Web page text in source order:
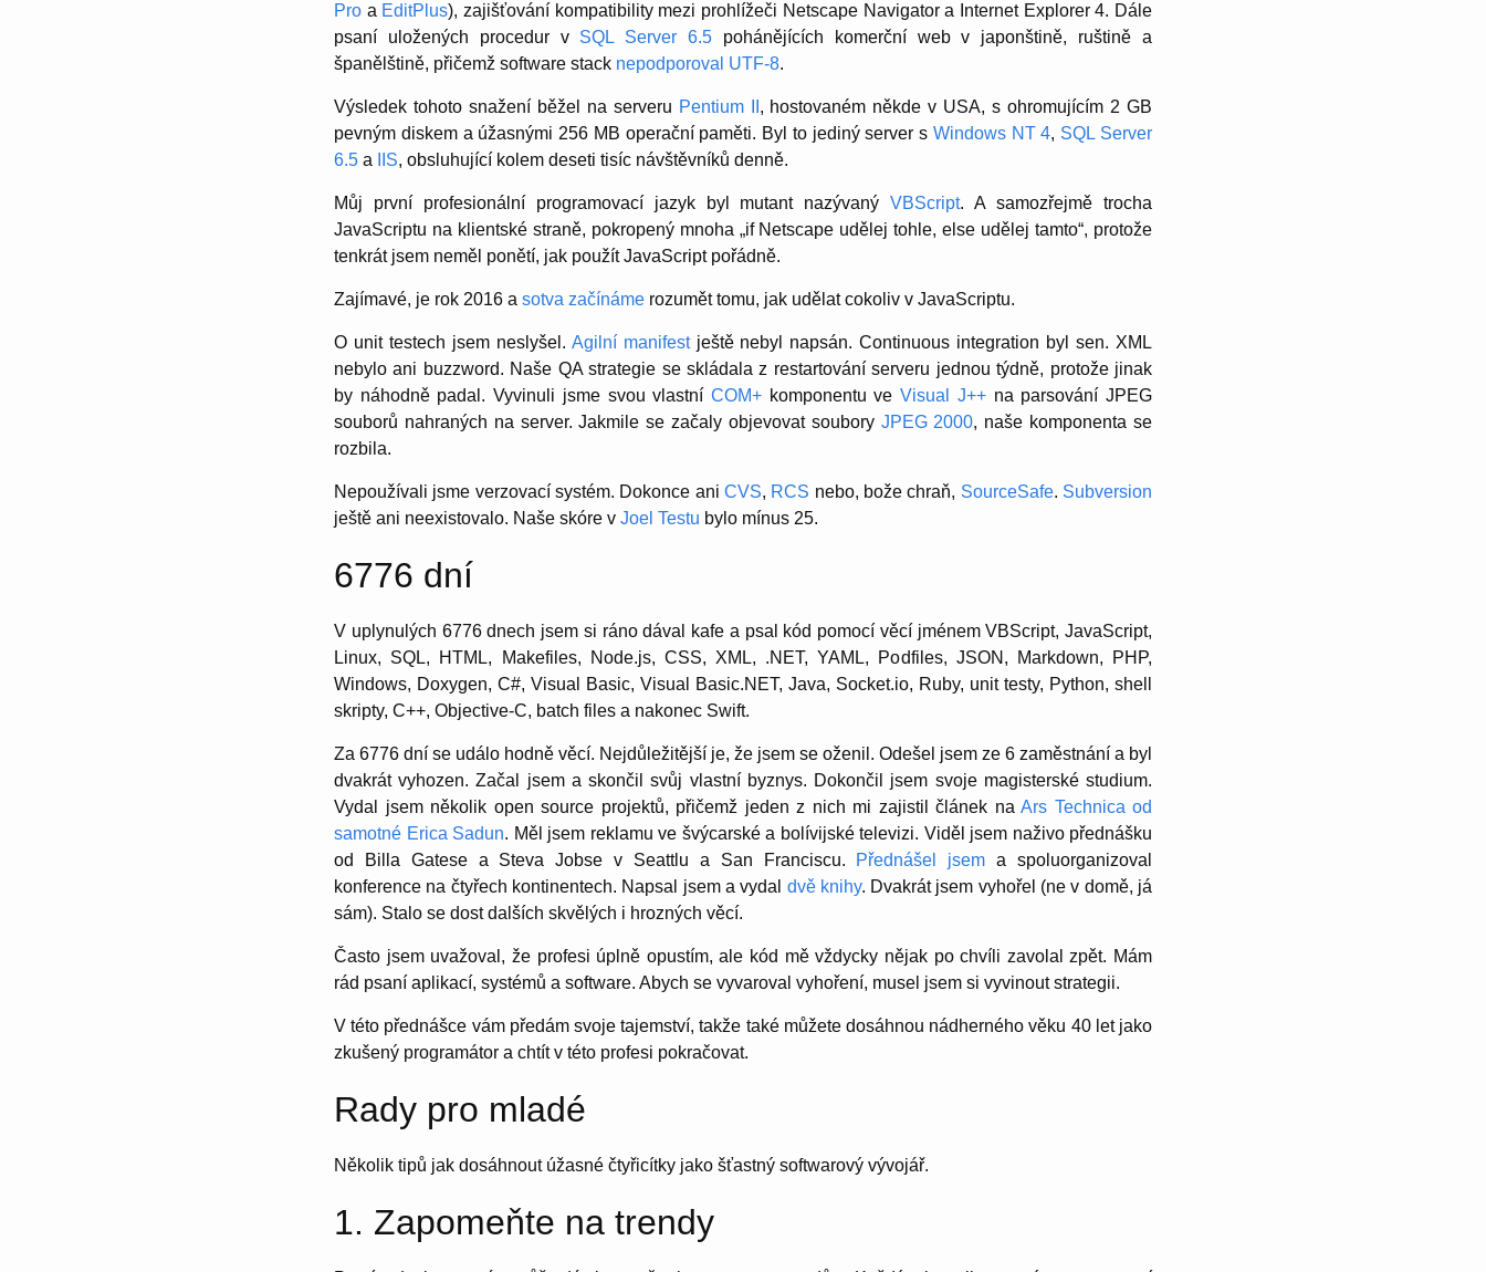
Pro a EditPlus), zajišťování kompatibility mezi prohlížeči Netscape Navigator a Internet Explorer 4. Dále
psaní uložených procedur v SQL Server 6.5 pohánějících komerční web v japonštině, ruštině a
španělštině, přičemž software stack nepodporoval UTF-8.
Výsledek tohoto snažení běžel na serveru Pentium II , hostovaném někde v USA, s ohromujícím 2 GB
pevným diskem a úžasnými 256 MB operační paměti. Byl to jediný server s Windows NT 4, SQL Server
6.5 a IIS, obsluhující kolem deseti tisíc návštěvníků denně.
Můj první profesionální programovací jazyk byl mutant nazývanýVBScript. A samozřejmě trocha
JavaScriptu na klientské straně, pokropený mnoha „if Netscape udělej tohle, else udělej tamto“, protože
tenkrát jsem neměl ponětí, jak použít JavaScript pořádně.
Zajímavé, je rok 2016 a sotva začínáme rozumět tomu, jak udělat cokoliv v JavaScriptu.
O unit testech jsem neslyšel. Agilní manifestještě nebyl napsán. Continuous integration byl sen. XML
nebylo ani buzzword. Naše QA strategie se skládala z restartování serveru jednou týdně, protože jinak
by náhodně padal. Vyvinuli jsme svou vlastní COM+ komponentu veVisual J++na parsování JPEG
souborů nahraných na server. Jakmile se začaly objevovat soubory JPEG 2000, naše komponenta se
rozbila.
Nepoužívali jsme verzovací systém. Dokonce ani CVS, RCS nebo, bože chraň, SourceSafe. Subversion
ještě ani neexistovalo. Naše skóre v Joel Testu bylo mínus 25.
6776 dní
V uplynulých 6776 dnech jsem si ráno dával kafe a psal kód pomocí věcí jménem VBScript, JavaScript,
Linux, SQL, HTML, Makefiles, Node.js, CSS, XML, .NET, YAML, Podfiles, JSON, Markdown, PHP,
Windows, Doxygen, C#, Visual Basic, Visual Basic.NET, Java, Socket.io, Ruby, unit testy, Python, shell
skripty, C++, Objective-C, batch files a nakonec Swift.
Za 6776 dní se událo hodně věcí. Nejdůležitější je, že jsem se oženil. Odešel jsem ze 6 zaměstnání a byl
dvakrát vyhozen. Začal jsem a skončil svůj vlastní byznys. Dokončil jsem svoje magisterské studium.
Vydal jsem několik open source projektů, přičemž jeden z nich mi zajistil článek na Ars Technica od
samotné Erica Sadun. Měl jsem reklamu ve švýcarské a bolívijské televizi. Viděl jsem naživo přednášku
od Billa Gatese a Steva Jobse v Seattlu a San Franciscu. Přednášel jsem a spoluorganizoval
konference na čtyřech kontinentech. Napsal jsem a vydal dvě knihy. Dvakrát jsem vyhořel (ne v domě, já
sám). Stalo se dost dalších skvělých i hrozných věcí.
Často jsem uvažoval, že profesi úplně opustím, ale kód mě vždycky nějak po chvíli zavolal zpět. Mám
rád psaní aplikací, systémů a software. Abych se vyvaroval vyhoření, musel jsem si vyvinout strategii.
V této přednášce vám předám svoje tajemství, takže také můžete dosáhnou nádherného věku 40 let jako
zkušený programátor a chtít v této profesi pokračovat.
Rady pro mladé
Několik tipů jak dosáhnout úžasné čtyřicítky jako šťastný softwarový vývojář.
1. Zapomeňte na trendy